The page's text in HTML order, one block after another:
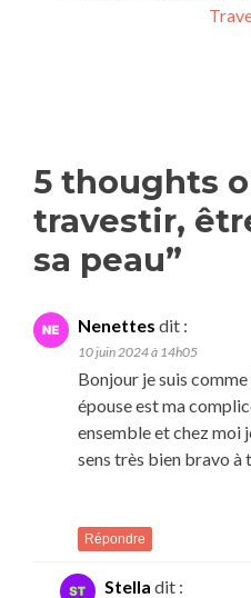
5 thoughts
travestir,
sa peau”
Nenettes dit :
10 juin 2024 à 14h05
Bonjour je suis
épouse est ma
ensemble et chez moi
sens très bien bravo à
Répondre
Stella dit :